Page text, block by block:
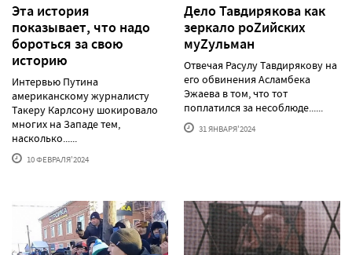
Эта история
показывает, что надо
бороться за свою
историю
Интервью Путина
американскому журналисту
Такеру Карлсону шокировало
многих на Западе тем,
насколько......
10 ФЕВРАЛЯ'2024
Дело Тавдирякова как
зеркало роZийских
муZульман
Отвечая Расулу Тавдирякову на
его обвинения Асламбека
Эжаева в том, что тот
поплатился за несоблюде......
31 ЯНВАРЯ'2024